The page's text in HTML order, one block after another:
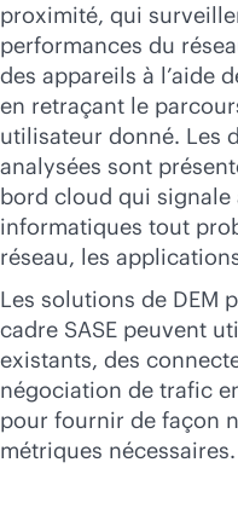
proximité, qui
performances du
des appareils à l’aide
en retraçant le
utilisateur donné. Les
analysées sont
bord cloud qui signale
informatiques tout
réseau, les
Les solutions de DEM
cadre SASE peuvent
existants, des
négociation de trafic
pour fournir de façon
métriques nécessaires.